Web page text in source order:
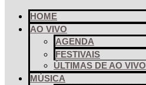
HOME
AO VIVO
AGENDA
FESTIVAIS
ÚLTIMAS DE AO VIVO
MÚSICA